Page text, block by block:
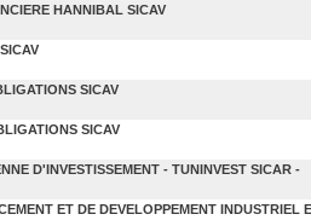
HANNIBAL SICAV
SICAV
SICAV
D'INVESTISSEMENT - TUNINVEST SICAR -
ET DE DEVELOPPEMENT INDUSTRIEL